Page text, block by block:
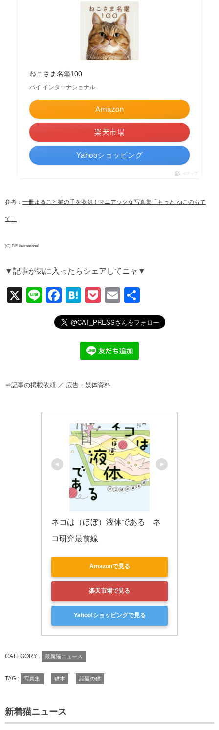
ねこさま名鑑100
パイ インターナショナル
Amazon
楽天市場
Yahooショッピング
ポチップ
参考： 一冊まるごと猫の手を収録！マニアックな写真集「もっと ねこのおて
て」
(C) PIE International
▼記事が気に入ったらシェアしてニャ▼
X
Li
F
a
c
o
H
at
e
n
a
P
o
ck
et
E
m
ail
有
⇒記事の掲載依頼 ／ 広告・媒体資料
ネコは（ほぼ）液体である　ネ
コ研究最前線
Amazonで見る
楽天市場で見る
Yahoo!ショッピングで見る
CATEGORY : 最新猫ニュース
TAG : 写真集 猫本 話題の猫
新着猫ニュース